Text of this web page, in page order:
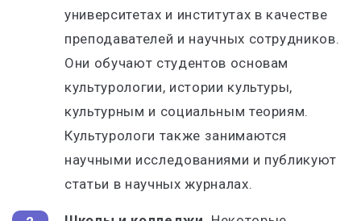
университетах и институтах в качестве
преподавателей и научных сотрудников.
Они обучают студентов основам
культурологии, истории культуры,
культурным и социальным теориям.
Культурологи также занимаются
научными исследованиями и публикуют
статьи в научных журналах.